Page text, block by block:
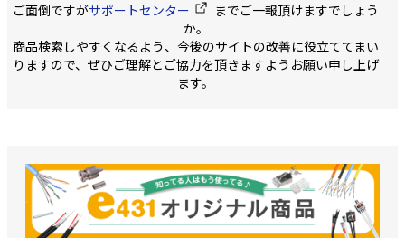
ご面倒ですがサポートセンター
までご一報頂けますでしょう
か。
商品検索しやすくなるよう、今後のサイトの改善に役立ててまい
りますので、ぜひご理解とご協力を頂きますようお願い申し上げ
ます。